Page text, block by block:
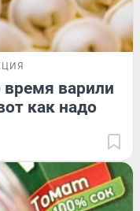
варили
как надо